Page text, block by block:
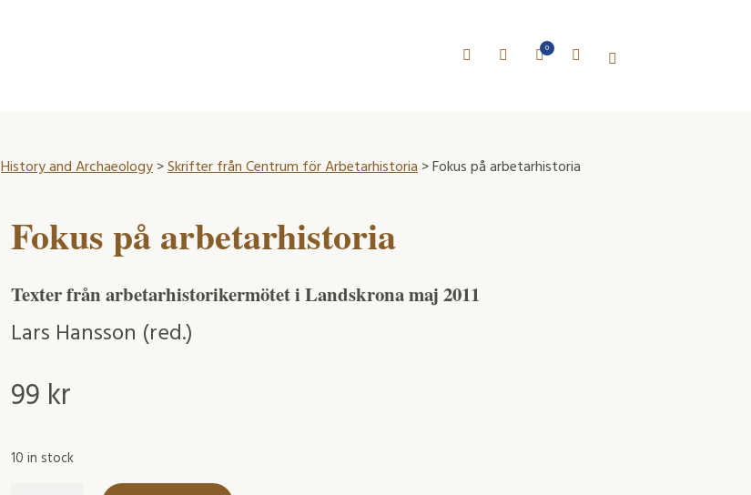
0
History and Archaeology>Skrifter från Centrum för Arbetarhistoria> Fokus på arbetarhistoria
Fokus på arbetarhistoria
Texter från arbetarhistorikermötet i Landskrona maj 2011
Lars Hansson (red.)
99 kr
10 in stock